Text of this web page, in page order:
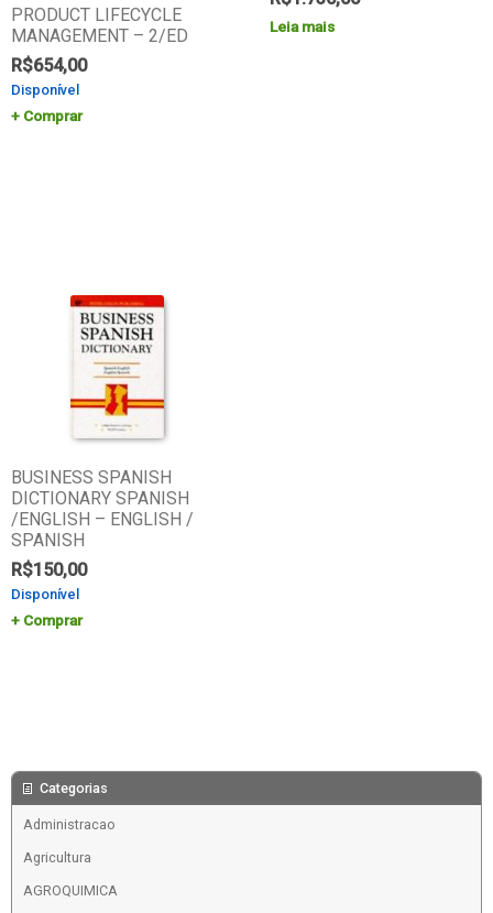
PRODUCT LIFECYCLE
MANAGEMENT – 2/ED
R$654,00
Disponível
Comprar
Leia mais
BUSINESS SPANISH
DICTIONARY SPANISH
/ENGLISH – ENGLISH /
SPANISH
R$150,00
Disponível
Comprar
Categorias
Administracao
Agricultura
AGROQUIMICA